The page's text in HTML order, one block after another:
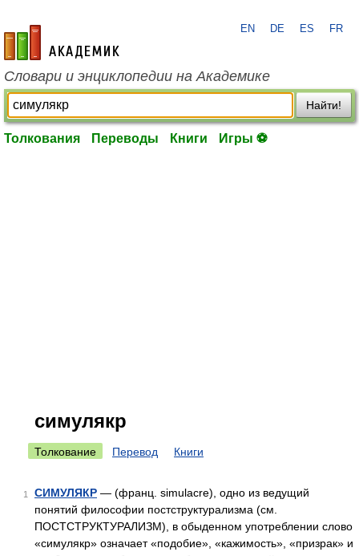
academic.ru
EN DE ES FR
Словари и энциклопедии на Академике
Найти!
Толкования Переводы Книги Игры ⚽
симулякр
Толкование Перевод Книги
1 СИМУЛЯКР — (франц. simulacre), одно из ведущий
понятий философии постструктурализма (см.
ПОСТСТРУКТУРАЛИЗМ), в обыденном употреблении слово
«симулякр» означает «подобие», «кажимость», «призрак» и